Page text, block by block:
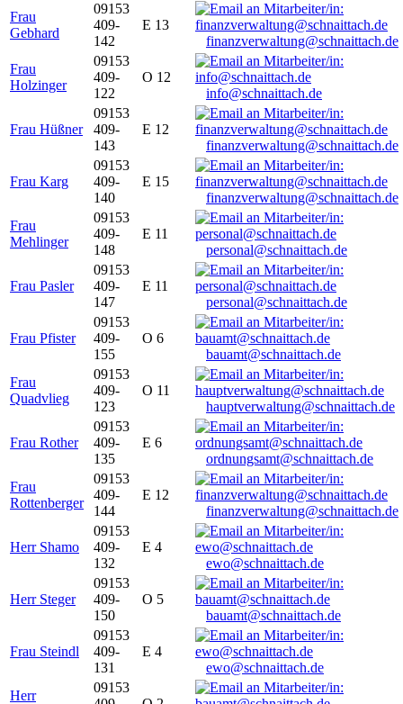
Frau
Gebhard
09153
409-
142
E 13
finanzverwaltung@schnaittach.de
Frau
Holzinger
09153
409-
122
O 12
info@schnaittach.de
Frau Hüßner
09153
409-
143
E 12
finanzverwaltung@schnaittach.de
Frau Karg
09153
409-
140
E 15
finanzverwaltung@schnaittach.de
Frau
Mehlinger
09153
409-
148
E 11
personal@schnaittach.de
Frau Pasler
09153
409-
147
E 11
personal@schnaittach.de
Frau Pfister
09153
409-
155
O 6
bauamt@schnaittach.de
Frau
Quadvlieg
09153
409-
123
O 11
hauptverwaltung@schnaittach.de
Frau Rother
09153
409-
135
E 6
ordnungsamt@schnaittach.de
Frau
Rottenberger
09153
409-
144
E 12
finanzverwaltung@schnaittach.de
Herr Shamo
09153
409-
132
E 4
ewo@schnaittach.de
Herr Steger
09153
409-
150
O 5
bauamt@schnaittach.de
Frau Steindl
09153
409-
131
E 4
ewo@schnaittach.de
Herr
09153